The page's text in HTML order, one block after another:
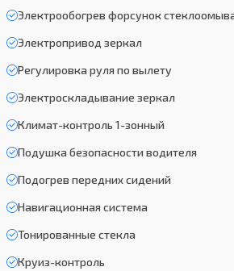
Электрообогрев форсунок
Электропривод зеркал
Регулировка руля по вылету
Электроскладывание зеркал
Климат-контроль 1-зонный
Подушка безопасности водителя
Подогрев передних сидений
Навигационная система
Тонированные стекла
Круиз-контроль